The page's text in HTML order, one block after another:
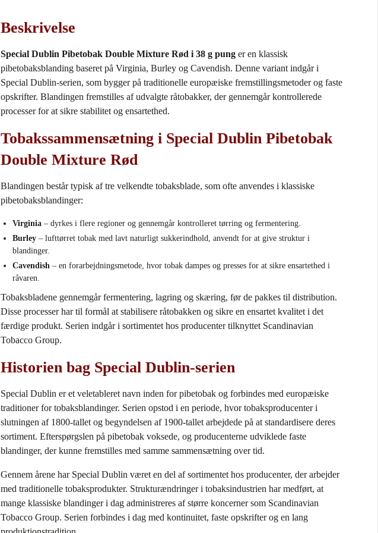
Beskrivelse
Special Dublin Pibetobak Double Mixture Rød i 38 g pung er en klassisk
pibetobaksblanding baseret på Virginia, Burley og Cavendish. Denne variant indgår i
Special Dublin‑serien, som bygger på traditionelle europæiske fremstillingsmetoder og faste
opskrifter. Blandingen fremstilles af udvalgte råtobakker, der gennemgår kontrollerede
processer for at sikre stabilitet og ensartethed.
Tobakssammensætning i Special Dublin Pibetobak
Double Mixture Rød
Blandingen består typisk af tre velkendte tobaksblade, som ofte anvendes i klassiske
pibetobaksblandinger:
Virginia – dyrkes i flere regioner og gennemgår kontrolleret tørring og fermentering.
Burley – lufttørret tobak med lavt naturligt sukkerindhold, anvendt for at give struktur i
blandinger.
Cavendish – en forarbejdningsmetode, hvor tobak dampes og presses for at sikre ensartethed i
råvaren.
Tobaksbladene gennemgår fermentering, lagring og skæring, før de pakkes til distribution.
Disse processer har til formål at stabilisere råtobakken og sikre en ensartet kvalitet i det
færdige produkt. Serien indgår i sortimentet hos producenter tilknyttet Scandinavian
Tobacco Group.
Historien bag Special Dublin‑serien
Special Dublin er et veletableret navn inden for pibetobak og forbindes med europæiske
traditioner for tobaksblandinger. Serien opstod i en periode, hvor tobaksproducenter i
slutningen af 1800‑tallet og begyndelsen af 1900‑tallet arbejdede på at standardisere deres
sortiment. Efterspørgslen på pibetobak voksede, og producenterne udviklede faste
blandinger, der kunne fremstilles med samme sammensætning over tid.
Gennem årene har Special Dublin været en del af sortimentet hos producenter, der arbejder
med traditionelle tobaksprodukter. Strukturændringer i tobaksindustrien har medført, at
mange klassiske blandinger i dag administreres af større koncerner som Scandinavian
Tobacco Group. Serien forbindes i dag med kontinuitet, faste opskrifter og en lang